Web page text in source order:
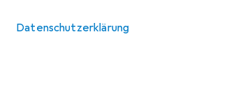
Datenschutzerklärung